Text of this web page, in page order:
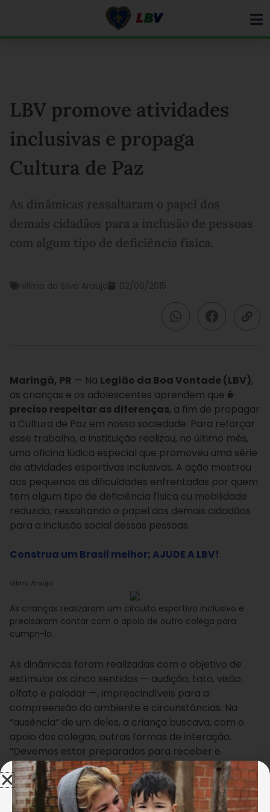
LBV promove atividades
inclusivas e propaga
Cultura de Paz
As dinâmicas ressaltaram o papel dos
demais cidadãos para a inclusão de pessoas
com algum tipo de deficiência física.
Vilma da Silva Araujo 02/06/2015
Maringá, PR — Na Legião da Boa Vontade (LBV),
as crianças e os adolescentes aprendem que é
preciso respeitar as diferenças, a fim de propagar
a Cultura de Paz em nossa sociedade. Para reforçar
esse trabalho, a Instituição realizou, no último mês,
uma oficina lúdica especial que promoveu uma série
de atividades esportivas inclusivas. A ação mostrou
aos pequenos as dificuldades enfrentadas por quem
tem algum tipo de deficiência física ou mobilidade
reduzida, ressaltando o papel dos demais cidadãos
para a inclusão social dessas pessoas.
Construa um Brasil melhor; AJUDE A LBV!
Vilma Araújo
As crianças realizaram um circuito esportivo inclusivo e
precisaram contar com o apoio de outro colega para
cumpri-lo.
As dinâmicas foram realizadas com o objetivo de
estimular os cinco sentidos — audição, tato, visão,
olfato e paladar —, imprescindíveis para a
compreensão do ambiente e circunstâncias. Na
“ausência” de um deles, a criança buscava, com o
apoio dos colegas, outras formas de interação.
“Devemos estar preparados para receber e
conviver com pessoas com deficiência,qualquer
pessoa merece ser acolhida”, contou Eber Felipe,
de 12 anos.